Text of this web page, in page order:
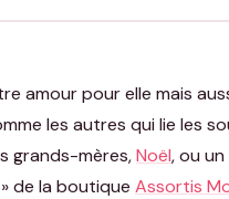
amour pour elle mais
les autres qui lie les
grands-mères,Noël, ou
de la boutique Assortis